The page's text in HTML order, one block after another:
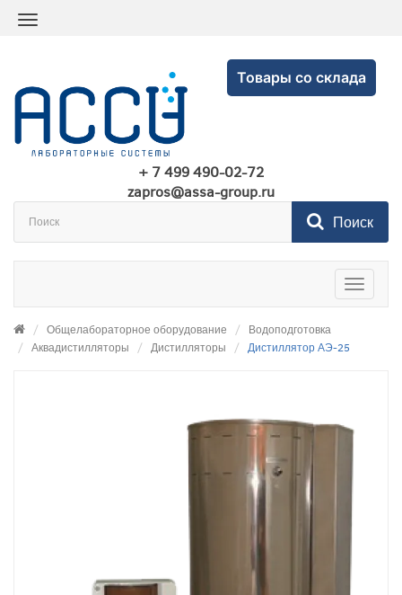
Товары со склада
+ 7 499 490-02-72
zapros@assa-group.ru
Поиск
Toggle
Общелабораторное оборудование
Водоподготовка
Аквадистилляторы
Дистилляторы Дистиллятор АЭ-25